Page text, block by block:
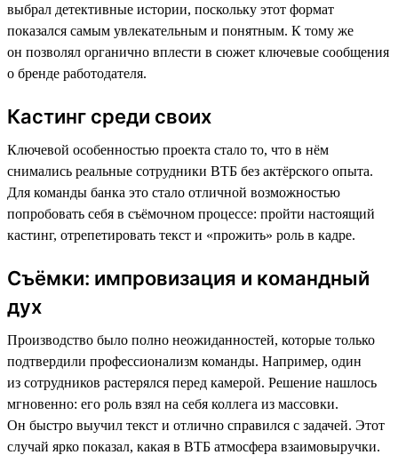
выбрал детективные истории, поскольку этот формат
показался самым увлекательным и понятным. К тому же
он позволял органично вплести в сюжет ключевые сообщения
о бренде работодателя.
Кастинг среди своих
Ключевой особенностью проекта стало то, что в нём
снимались реальные сотрудники ВТБ без актёрского опыта.
Для команды банка это стало отличной возможностью
попробовать себя в съёмочном процессе: пройти настоящий
кастинг, отрепетировать текст и «прожить» роль в кадре.
Съёмки: импровизация и командный
дух
Производство было полно неожиданностей, которые только
подтвердили профессионализм команды. Например, один
из сотрудников растерялся перед камерой. Решение нашлось
мгновенно: его роль взял на себя коллега из массовки.
Он быстро выучил текст и отлично справился с задачей. Этот
случай ярко показал, какая в ВТБ атмосфера взаимовыручки.